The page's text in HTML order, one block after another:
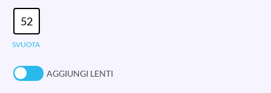
52
SVUOTA
AGGIUNGI LENTI